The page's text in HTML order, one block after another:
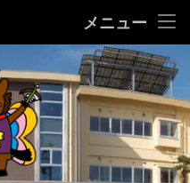
メニュー